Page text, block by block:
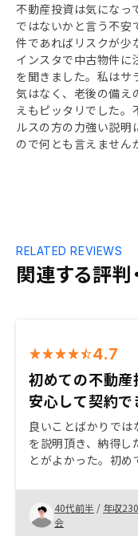
不動産投資は気になっ
ではないかと言う不安
件であればリスクが少
インスタで中古物件に
を聞きました。私はサ
気はなく、老後の備え
えもピッタリでした。
ルスの方の力強い説明
ので何とも言えません
関連する評判
RELATED REVIEWS
4.7
初めての不動産
安心して契約で
良いことばかりで
を説明頂き、納得し
とがよかった。初
が、安心して契約
ち合わせ時の利用
るとよかった。
40代前半 / 年収
会